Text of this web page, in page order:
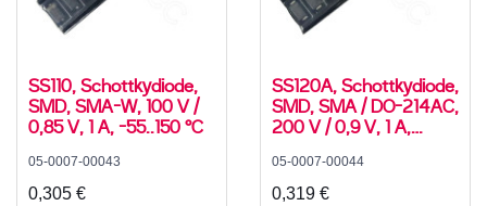
SS110, Schottkydiode,
SMD, SMA-W, 100 V /
0,85 V, 1 A, -55..150 °C
05-0007-00043
0,305 €
SS120A, Schottkydiode,
SMD, SMA / DO-214AC,
200 V / 0,9 V, 1 A,
05-0007-00044
0,319 €